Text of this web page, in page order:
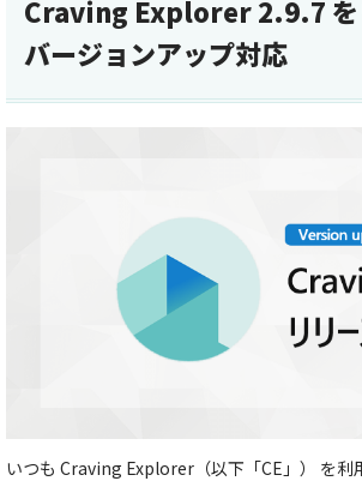
Craving Explorer 2.9.7 を
バージョンアップ対応
いつも Craving Explorer（以下「CE」） を利